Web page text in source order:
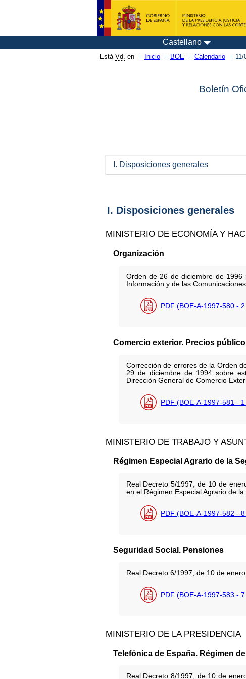
Castellano
Está Vd. en Inicio BOE Calendario
Boletín
I. Disposiciones generales
I. Disposiciones generales
MINISTERIO DE ECONOMÍA Y
Organización
Orden de 26 de diciembre de 1996
Información y de las
PDF (BOE-A-1997-580 - 2
Comercio exterior. Precios
Corrección de errores de la Orden
29 de diciembre de 1994 sobre
Dirección General de Comercio
PDF (BOE-A-1997-581 - 1
MINISTERIO DE TRABAJO Y
Régimen Especial Agrario de la
Real Decreto 5/1997, de 10 de
en el Régimen Especial Agrario de la
PDF (BOE-A-1997-582 - 8
Seguridad Social. Pensiones
Real Decreto 6/1997, de 10 de
PDF (BOE-A-1997-583 - 7
MINISTERIO DE LA PRESIDENCIA
Telefónica de España. Régimen
Real Decreto 8/1997, de 10 de